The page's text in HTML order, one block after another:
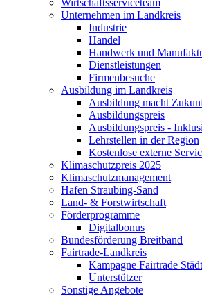
Wirtschaftsserviceteam
Unternehmen im Landkreis
Industrie
Handel
Handwerk und
Dienstleistungen
Firmenbesuche
Ausbildung im Landkreis
Ausbildung macht
Ausbildungspreis
Ausbildungspreis -
Lehrstellen in der Region
Kostenlose externe
Klimaschutzpreis 2025
Klimaschutzmanagement
Hafen Straubing-Sand
Land- & Forstwirtschaft
Förderprogramme
Digitalbonus
Bundesförderung Breitband
Fairtrade-Landkreis
Kampagne Fairtrade
Unterstützer
Sonstige Angebote